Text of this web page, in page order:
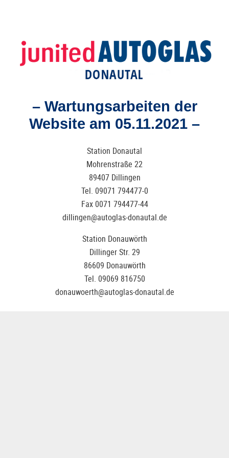
– Wartungsarbeiten der
Website am 05.11.2021 –
Station Donautal
Mohrenstraße 22
89407 Dillingen
Tel. 09071 794477-0
Fax 0071 794477-44
dillingen@autoglas-donautal.de
Station Donauwörth
Dillinger Str. 29
86609 Donauwörth
Tel. 09069 816750
donauwoerth@autoglas-donautal.de